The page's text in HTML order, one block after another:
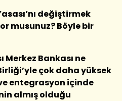
değiştirmek
musunuz? Böyle bir
Merkez Bankası ne
çok daha yüksek
entegrasyon içinde
almış olduğu